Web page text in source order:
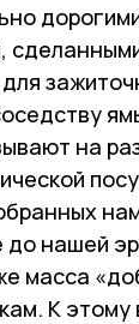
на
до нашей
масса
К